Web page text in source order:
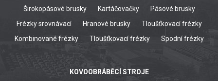
Širokopásové brusky Kartáčovačky
Pásové brusky
Frézky srovnávací
Hranové brusky
Tloušťkovací frézky
Kombinované frézky
Tloušťkovací frézky Spodní frézky
KOVOOBRÁBĚCÍ STROJE